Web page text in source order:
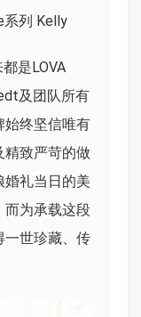
系列 Kelly
是LOVA
及团队所有
始终坚信唯有
精致严苛的做
婚礼当日的美
而为承载这段
一世珍藏、传